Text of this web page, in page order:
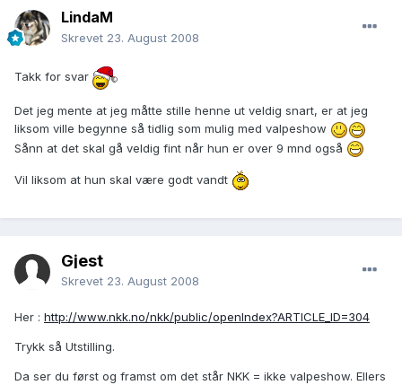
LindaM
Skrevet 23. August 2008
Takk for svar
Det jeg mente at jeg måtte stille henne ut veldig snart, er at jeg
liksom ville begynne så tidlig som mulig med valpeshow
Sånn at det skal gå veldig fint når hun er over 9 mnd også
Vil liksom at hun skal være godt vandt
Gjest
Skrevet 23. August 2008
Her : http://www.nkk.no/nkk/public/openIndex?ARTICLE_ID=304
Trykk så Utstilling.
Da ser du først og framst om det står NKK = ikke valpeshow. Ellers